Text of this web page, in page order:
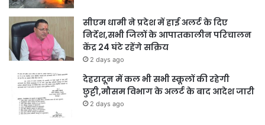
सीएम धामी ने प्रदेश में हाई अलर्ट के दिए
निर्देश,सभी जिलों के आपातकालीन परिचालन
केंद्र 24 घंटे रहेंगे सक्रिय
2 days ago
देहरादून में कल भी सभी स्कूलों की रहेगी
छुट्टी,मौसम विभाग के अलर्ट के बाद आदेश जारी
2 days ago